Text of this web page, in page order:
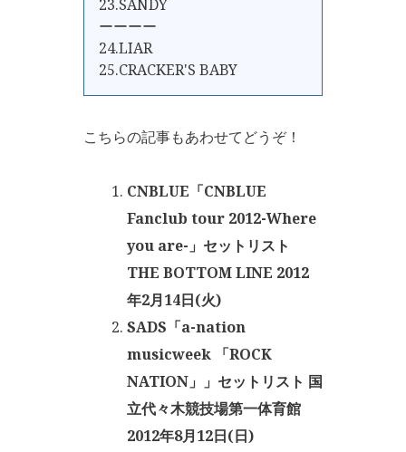
23.SANDY
ーーーー
24.LIAR
25.CRACKER'S BABY
こちらの記事もあわせてどうぞ！
CNBLUE「CNBLUE
Fanclub tour 2012-Where
you are-」セットリスト
THE BOTTOM LINE 2012
年2月14日(火)
SADS「a-nation
musicweek 「ROCK
NATION」」セットリスト 国
立代々木競技場第一体育館
2012年8月12日(日)